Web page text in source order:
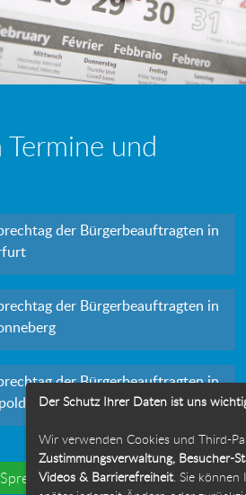
und
der Bürgerbeauftragten in
der Bürgerbeauftragten in
der Bürgerbeauftragten in
Der Schutz Ihrer Daten ist uns
Wir verwenden Cookies und Third-
Zustimmungsverwaltung, Besucher-
Videos & Barrierefreiheit. Sie können